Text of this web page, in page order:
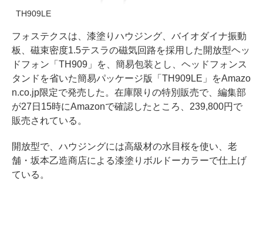
TH909LE
フォステクスは、漆塗りハウジング、バイオダイナ振動
板、磁束密度1.5テスラの磁気回路を採用した開放型ヘッ
ドフォン「TH909」を、簡易包装とし、ヘッドフォンス
タンドを省いた簡易パッケージ版「TH909LE」をAmazo
n.co.jp限定で発売した。在庫限りの特別販売で、編集部
が27日15時にAmazonで確認したところ、239,800円で
販売されている。
開放型で、ハウジングには高級材の水目桜を使い、老
舗・坂本乙造商店による漆塗りボルドーカラーで仕上げ
ている。